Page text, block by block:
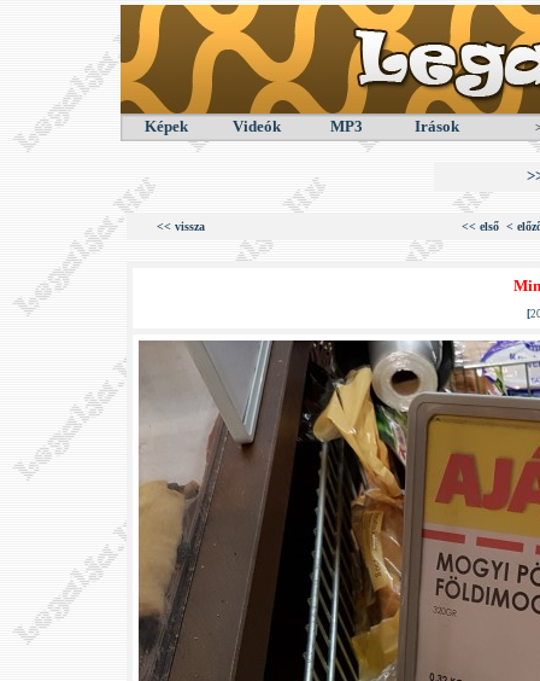
Képek Videók MP3 Irások
<< vissza << első <
[